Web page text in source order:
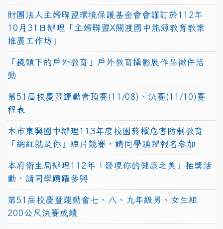
財團法人主婦聯盟環境保護基金會會謹訂於112年
10月31日辦理「主婦聯盟X關渡國中能源教育教案
推廣工作坊」
「鏡頭下的戶外教育」戶外教育攝影展作品徵件活
動
第51屆校慶暨運動會預賽(11/08)、決賽(11/10)賽
程表
本市東興國中辦理113年度校園菸檳危害防制教育
「網紅就是你」短片競賽，請同學踴躍報名參加
本府衛生局辦理112年「發現你的健康之美」抽獎活
動，請同學踴躍參與
第51屆校慶暨運動會七、八、九年級男、女生組
200公尺決賽成績